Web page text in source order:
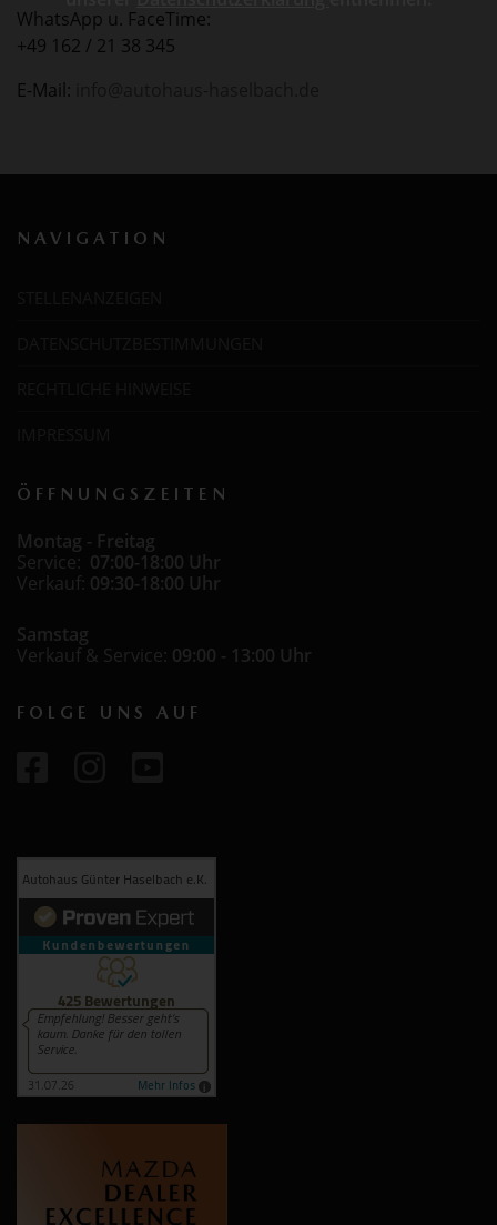
WhatsApp u. FaceTime:
+49 162 / 21 38 345
E-Mail:
NAVIGATION
ÖFFNUNGSZEITEN
Montag - Freitag
Service: 07:00-18:00 Uhr
Verkauf: 09:30-18:00 Uhr
Samstag
Verkauf & Service: 09:00 - 13:00 Uhr
FOLGE UNS AUF